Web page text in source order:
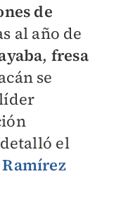
de
al año de
, fresa
se
el